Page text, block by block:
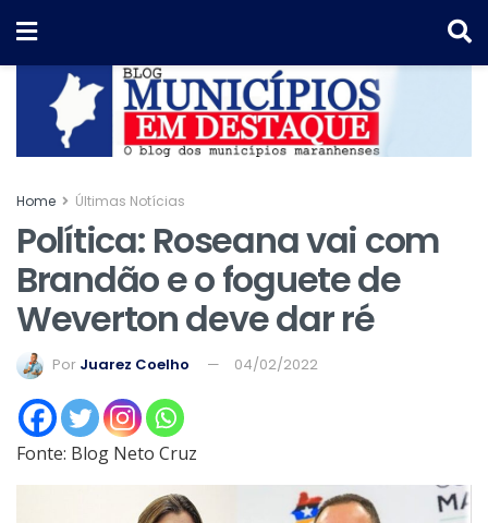
Home Últimas Notícias
Política: Roseana vai com
Brandão e o foguete de
Weverton deve dar ré
Por Juarez Coelho 04/02/2022
Fonte: Blog Neto Cruz